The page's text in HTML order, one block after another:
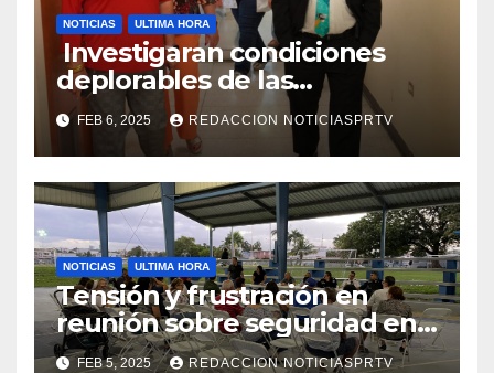
NOTICIAS ULTIMA HORA
Investigaran condiciones
deplorables de las
facilidades el Departamento
de la Salud en Mayagüez
FEB 6, 2025 REDACCION NOTICIASPRTV
NOTICIAS ULTIMA HORA
Tensión y frustración en
reunión sobre seguridad en
Reparto Metropolitano
FEB 5, 2025 REDACCION NOTICIASPRTV